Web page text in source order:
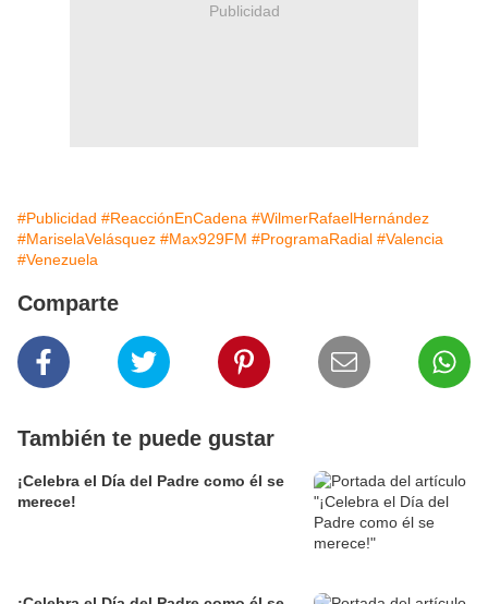
Publicidad
#Publicidad #ReacciónEnCadena #WilmerRafaelHernández
#MariselaVelásquez #Max929FM #ProgramaRadial #Valencia
#Venezuela
Comparte
También te puede gustar
¡Celebra el Día del Padre como él se
merece!